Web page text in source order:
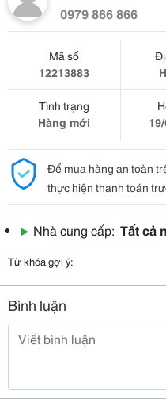
0979 866 866
Mã số
12213883
Tình trạng
Hàng mới
Để mua hàng an toàn
thực hiện thanh toán
▶ Nhà cung cấp: Tất cả
Từ khóa gợi ý:
Bình luận